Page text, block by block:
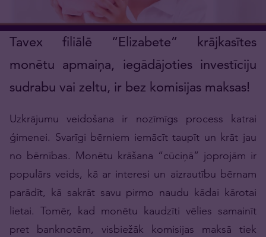
Tavex filiālē “Elizabete” krājkasītes
monētu apmaiņa, iegādājoties investīciju
sudrabu vai zeltu, ir bez komisijas maksas!
Uzkrājumu veidošana ir nozīmīgs process katrai
ģimenei. Svarīgi bērniem iemācīt taupīt un krāt jau
no bērnības. Monētu krāšana “cūciņā” joprojām ir
populārs veids, kā ar interesi un aizrautību bērnam
parādīt, kā sakrāt savu pirmo naudu kādai kārotai
lietai. Tomēr, kad monētu kaudzīti vēlies samainīt
pret banknotēm, visbiežāk komisijas maksā tiek